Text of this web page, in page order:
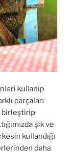
kullanıp
parçaları
birleştirip
şık ve
kullandığı
daha